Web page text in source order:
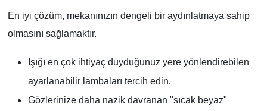
En iyi çözüm, mekanınızın dengeli bir aydınlatmaya sahip
olmasını sağlamaktır.
Işığı en çok ihtiyaç duyduğunuz yere yönlendirebilen
ayarlanabilir lambaları tercih edin.
Gözlerinize daha nazik davranan "sıcak beyaz"